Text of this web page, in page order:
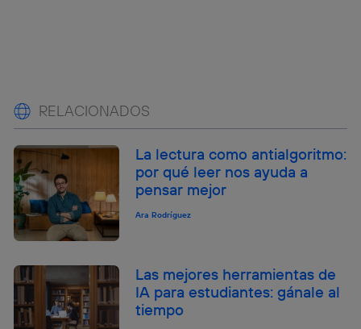
RELACIONADOS
La lectura como antialgoritmo:
por qué leer nos ayuda a
pensar mejor
Ara Rodríguez
Las mejores herramientas de
IA para estudiantes: gánale al
tiempo